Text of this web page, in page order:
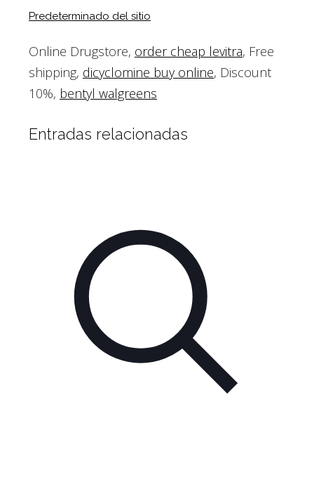
Predeterminado del sitio
Online Drugstore, order cheap levitra, Free
shipping, dicyclomine buy online, Discount
10%, bentyl walgreens
Entradas relacionadas